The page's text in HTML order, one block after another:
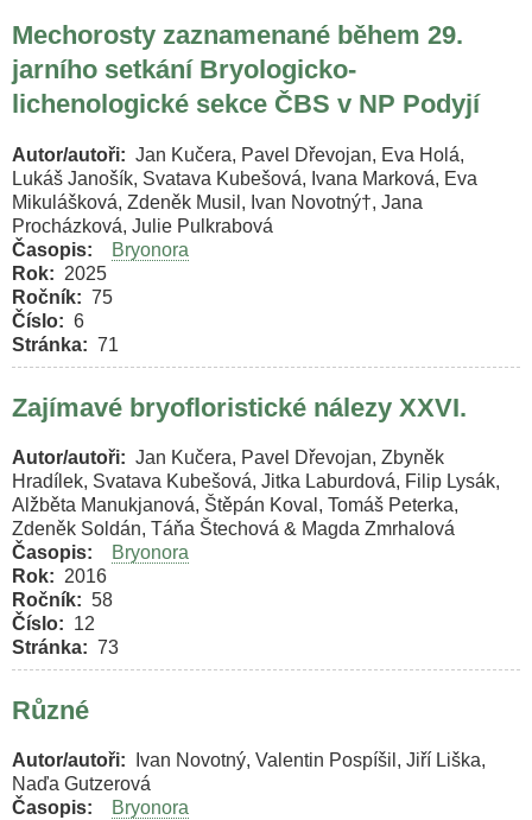
Mechorosty zaznamenané během 29.
jarního setkání Bryologicko-
lichenologické sekce ČBS v NP Podyjí
Autor/autoři
Jan Kučera, Pavel Dřevojan, Eva Holá,
Lukáš Janošík, Svatava Kubešová, Ivana Marková, Eva
Mikulášková, Zdeněk Musil, Ivan Novotný†, Jana
Procházková, Julie Pulkrabová
Časopis
Bryonora
Rok
2025
Ročník
75
Číslo
6
Stránka
71
Zajímavé bryofloristické nálezy XXVI.
Autor/autoři
Jan Kučera, Pavel Dřevojan, Zbyněk
Hradílek, Svatava Kubešová, Jitka Laburdová, Filip Lysák,
Alžběta Manukjanová, Štěpán Koval, Tomáš Peterka,
Zdeněk Soldán, Táňa Štechová & Magda Zmrhalová
Časopis
Bryonora
Rok
2016
Ročník
58
Číslo
12
Stránka
73
Různé
Autor/autoři
Ivan Novotný, Valentin Pospíšil, Jiří Liška,
Naďa Gutzerová
Časopis
Bryonora